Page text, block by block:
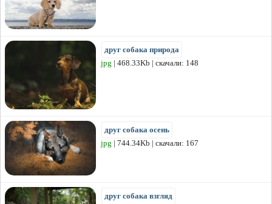
друг собака природа
jpg | 468.33Kb | скачали: 148
друг собака осень
jpg | 744.34Kb | скачали: 167
друг собака взгляд